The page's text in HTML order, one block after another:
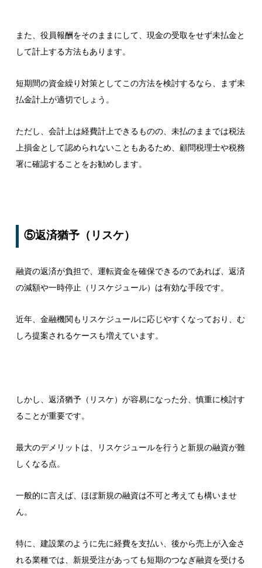
また、役員報酬をそのままにして、現金の受取をせず未払金と
して計上する方法もあります。
短期間の資金繰り対策としてこの方法を検討するなら、まず未
払金計上が適切でしょう。
ただし、会計上は経費計上できるものの、未払のままでは税法
上損金として認められないこともあるため、顧問税理士や税務
署に確認することをお勧めします。
⑤返済猶予（リスケ）
融資の返済が負担で、運転資金を確保できるのであれば、返済
の減額や一時停止（リスケジュール）は有効な手段です。
近年、金融機関もリスケジュールに応じやすくなっており、む
しろ提案されるケースも増えています。
しかし、返済猶予（リスケ）が容易になった分、慎重に検討す
ることが重要です。
最大のデメリットは、リスケジュールを行うと新規の融資が難
しくなる点。
一般的に言えば、ほぼ新規の融資は不可と考えても構いませ
ん。
特に、建設業のように先に経費を支払い、後から売上が入金さ
れる業種では、新規受注があっても短期のつなぎ融資を受ける